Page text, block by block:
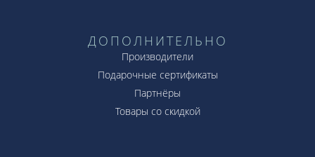
ДОПОЛНИТЕЛЬНО
Производители
Подарочные сертификаты
Партнёры
Товары со скидкой